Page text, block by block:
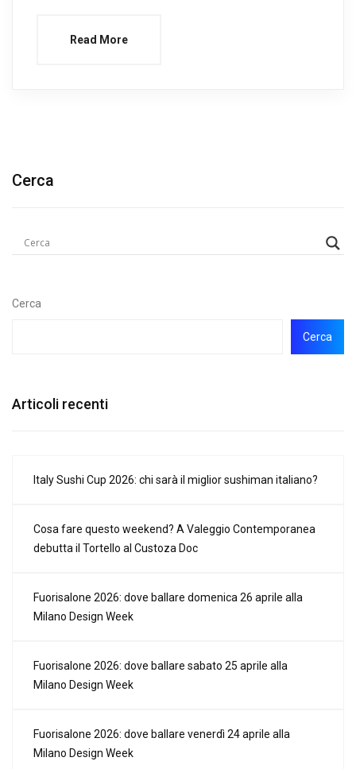
Read More
Cerca
Cerca
Cerca
Articoli recenti
Italy Sushi Cup 2026: chi sarà il miglior sushiman italiano?
Cosa fare questo weekend? A Valeggio Contemporanea
debutta il Tortello al Custoza Doc
Fuorisalone 2026: dove ballare domenica 26 aprile alla
Milano Design Week
Fuorisalone 2026: dove ballare sabato 25 aprile alla
Milano Design Week
Fuorisalone 2026: dove ballare venerdì 24 aprile alla
Milano Design Week